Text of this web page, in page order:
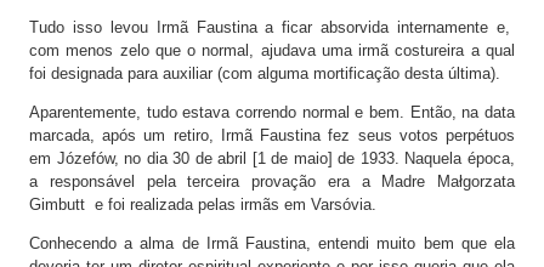
Tudo isso levou Irmã Faustina a ficar absorvida internamente e,
com menos zelo que o normal, ajudava uma irmã costureira a qual
foi designada para auxiliar (com alguma mortificação desta última).
Aparentemente, tudo estava correndo normal e bem. Então, na data
marcada, após um retiro, Irmã Faustina fez seus votos perpétuos
em Józefów, no dia 30 de abril [1 de maio] de 1933. Naquela época,
a responsável pela terceira provação era a Madre Małgorzata
Gimbutt e foi realizada pelas irmãs em Varsóvia.
Conhecendo a alma de Irmã Faustina, entendi muito bem que ela